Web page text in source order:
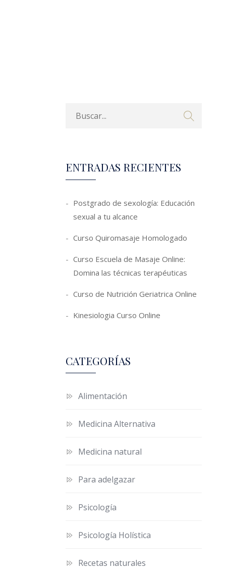
ENTRADAS RECIENTES
Postgrado de sexología: Educación
sexual a tu alcance
Curso Quiromasaje Homologado
Curso Escuela de Masaje Online:
Domina las técnicas terapéuticas
Curso de Nutrición Geriatrica Online
Kinesiologia Curso Online
CATEGORÍAS
Alimentación
Medicina Alternativa
Medicina natural
Para adelgazar
Psicología
Psicología Holística
Recetas naturales